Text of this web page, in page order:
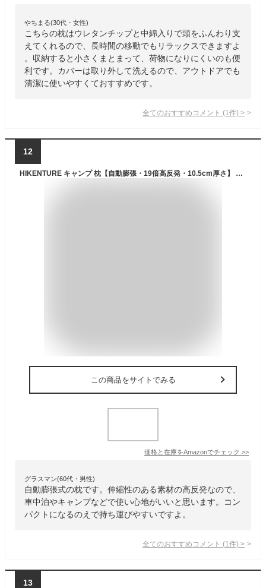
やちまる(30代・女性)
こちらの枕はウレタンチップと中綿入りで頭をふんわり支
えてくれるので、長時間の移動でもリラックスできますよ
。収納すると小さくまとまって、荷物になりにくいのも便
利です。カバーは取り外して洗えるので、アウトドアでも
清潔に使いやすくておすすめです。
全てのおすすめコメント (1 件) >
12
HIKENTURE キャンプ 枕【自動膨張・19倍高反発・10.5cm厚さ】 アウトドア 枕 2WAY逆止弁 インフレーターピロー 30D高伸縮性ある素材 キャンプまくら 収納袋付き 人間工学デザイン アウトドア・キャンプ・トラベル・車中泊(ダークブルー)
この商品をサイトでみる
価格と在庫をAmazonでチェック >>
グラスマン(60代・男性)
自動膨張式の枕です。伸縮性のある素材の高反発なので、
車中泊やキャンプなどで使い心地がいいと思います。コン
パクトになるのえで持ち運びやすいですよ。
全てのおすすめコメント (1 件) >
13